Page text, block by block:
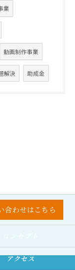
業
動画制作事業
解決 助成金
合わせはこちら
アクセス